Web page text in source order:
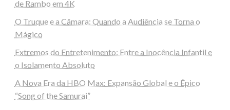
de Rambo em 4K
O Truque e a Câmara: Quando a Audiência se Torna o
Mágico
Extremos do Entretenimento: Entre a Inocência Infantil e
o Isolamento Absoluto
A Nova Era da HBO Max: Expansão Global e o Épico
“Song of the Samurai”